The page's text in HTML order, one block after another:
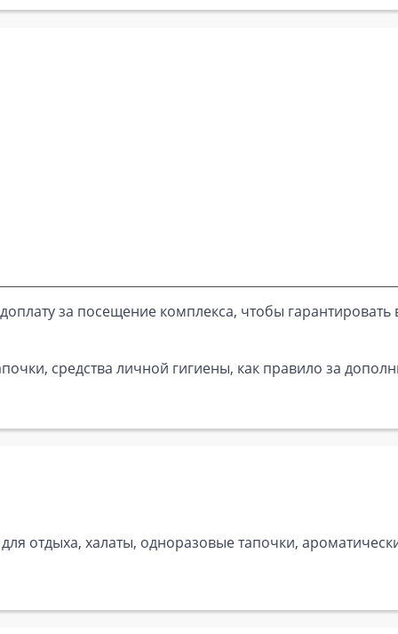
за посещение комплекса, чтобы
средства личной гигиены, как правило за
отдыха, халаты, одноразовые тапочки,